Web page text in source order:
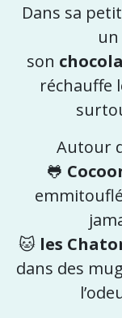
Dans sa
son
réchauffe
Autour
🐸
🐱 les
dans des